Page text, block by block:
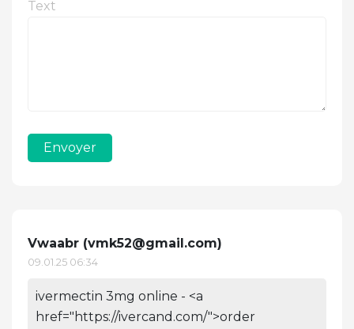
Text
Envoyer
Vwaabr (vmk52@gmail.com)
09.01.25 06:34
ivermectin 3mg online - <a
href="https://ivercand.com/">order